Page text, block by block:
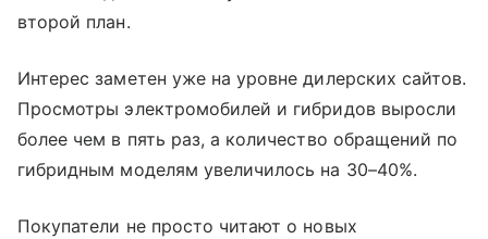
второй план.
Интерес заметен уже на уровне дилерских сайтов.
Просмотры электромобилей и гибридов выросли
более чем в пять раз, а количество обращений по
гибридным моделям увеличилось на 30–40%.
Покупатели не просто читают о новых